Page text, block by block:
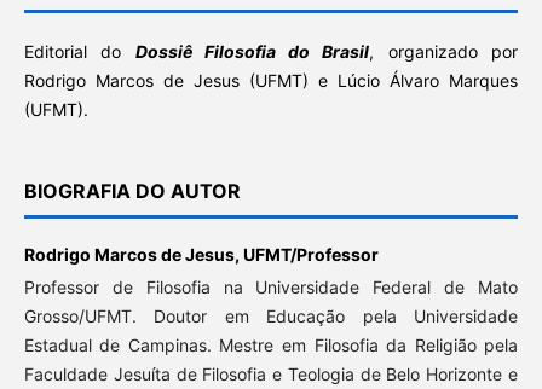
Editorial do Dossiê Filosofia do Brasil, organizado por
Rodrigo Marcos de Jesus (UFMT) e Lúcio Álvaro Marques
(UFMT).
BIOGRAFIA DO AUTOR
Rodrigo Marcos de Jesus, UFMT/Professor
Professor de Filosofia na Universidade Federal de Mato
Grosso/UFMT. Doutor em Educação pela Universidade
Estadual de Campinas. Mestre em Filosofia da Religião pela
Faculdade Jesuíta de Filosofia e Teologia de Belo Horizonte e